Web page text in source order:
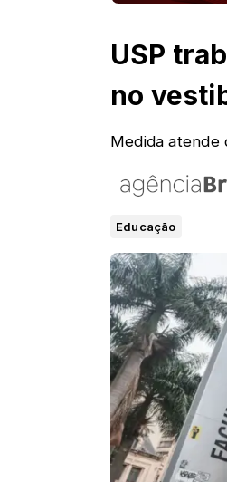
USP
no
Medida atende
Educação